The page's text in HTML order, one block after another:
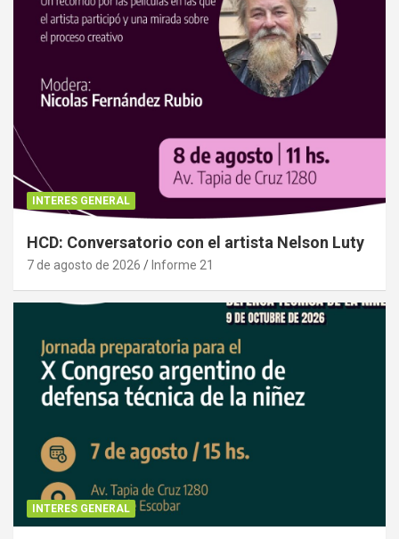
INTERES GENERAL
HCD: Conversatorio con el artista Nelson Luty
7 de agosto de 2026 Informe 21
INTERES GENERAL